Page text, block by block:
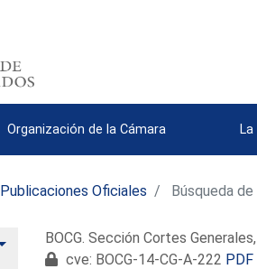
Organización de la Cámara
Publicaciones Oficiales Búsqueda
AlternarBOCG. Sección Cortes
cve: BOCG-14-CG-A-222 PDF